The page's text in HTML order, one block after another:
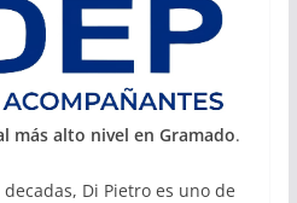
más alto nivel en Gramado.
Di Pietro es uno de